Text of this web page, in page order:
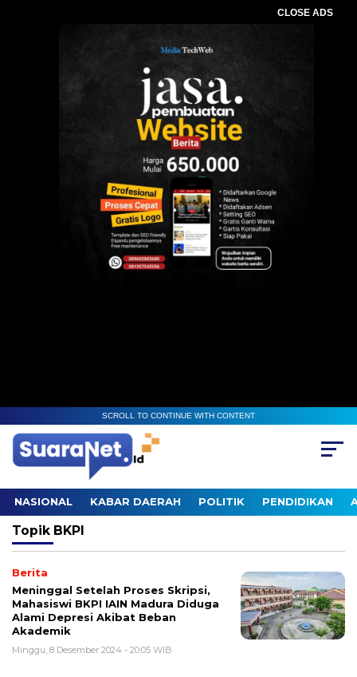
CLOSE ADS
SCROLL TO CONTINUE WITH CONTENT
NASIONAL KABAR DAERAH POLITIK PENDIDIKAN
Topik BKPI
Berita
Meninggal Setelah Proses Skripsi,
Mahasiswi BKPI IAIN Madura Diduga
Alami Depresi Akibat Beban
Akademik
Minggu, 8 Desember 2024 - 20:05 WIB